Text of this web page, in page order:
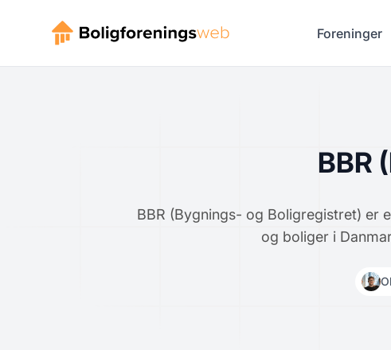
Foreninger
BBR
BBR (Bygnings- og Boligregistret) er
og boliger i